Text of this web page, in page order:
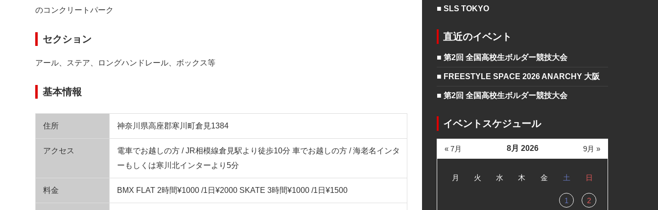
のコンクリートパーク
セクション
アール、ステア、ロングハンドレール、ボックス等
基本情報
住所 神奈川県高座郡寒川町倉見1384
アクセス
電車でお越しの方 / JR相模線倉見駅より徒歩10分 車でお越しの方 / 海老名インタ
ーもしくは寒川北インターより5分
料金 BMX FLAT 2時間¥1000 /1日¥2000 SKATE 3時間¥1000 /1日¥1500
■ SLS TOKYO
直近のイベント
■ 第2回 全国高校生ボルダー競技大会
■ FREESTYLE SPACE 2026 ANARCHY 大阪
■ 第2回 全国高校生ボルダー競技大会
イベントスケジュール
8月 2026
月 火 水 木 金 土 日
1 2
« 7月 9月 »